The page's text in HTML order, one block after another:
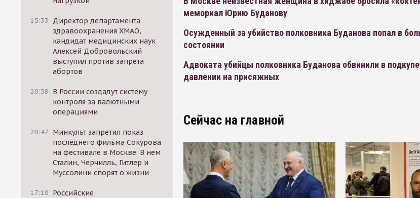
15:33
Директор департамента
здравоохранения ХМАО,
кандидат медицинских наук
Алексей Добровольский
выступил против запрета
абортов
20:58
В России создадут систему
контроля за валютными
операциями
20:47 Минкульт запретил показ
последнего фильма Сокурова
на фестивале в Москве. В нем
Сталин, Черчилль, Гитлер и
Муссолини спорят о жизни
17:10 Российские
мемориал Юрию Буданову
Осужденный за убийство полковника Буданова попал в
состоянии
Адвоката убийцы полковника Буданова обвинили в
давлении на присяжных
Сейчас на главной